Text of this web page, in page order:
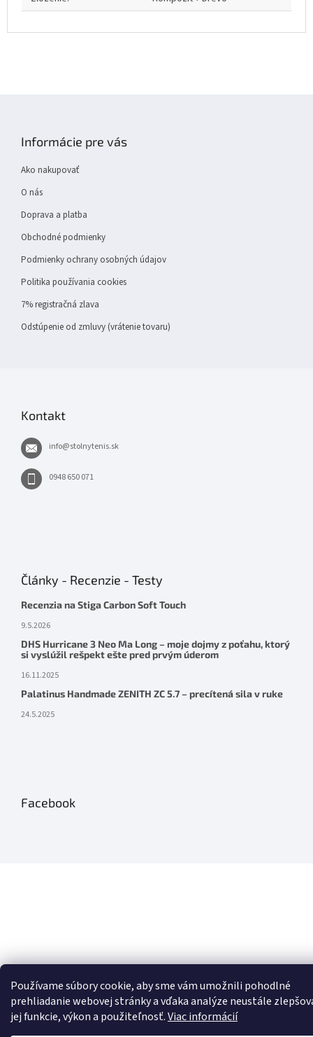
Používame súbory cookie, aby sme vám umožnili pohodlné
prehliadanie webovej stránky a vďaka analýze neustále
jej funkcie, výkon a použiteľnosť.Viac informácií
Informácie pre vás
Ako nakupovať
O nás
Doprava a platba
Obchodné podmienky
Podmienky ochrany osobných údajov
Politika používania cookies
7% registračná zlava
Odstúpenie od zmluvy (vrátenie tovaru)
Kontakt
info@stolnytenis.sk
0948 650 071
Články - Recenzie - Testy
Recenzia na Stiga Carbon Soft Touch
9.5.2026
DHS Hurricane 3 Neo Ma Long – moje dojmy z poťahu, ktorý
si vyslúžil rešpekt ešte pred prvým úderom
16.11.2025
Palatinus Handmade ZENITH ZC 5.7 – precítená sila v ruke
24.5.2025
Facebook